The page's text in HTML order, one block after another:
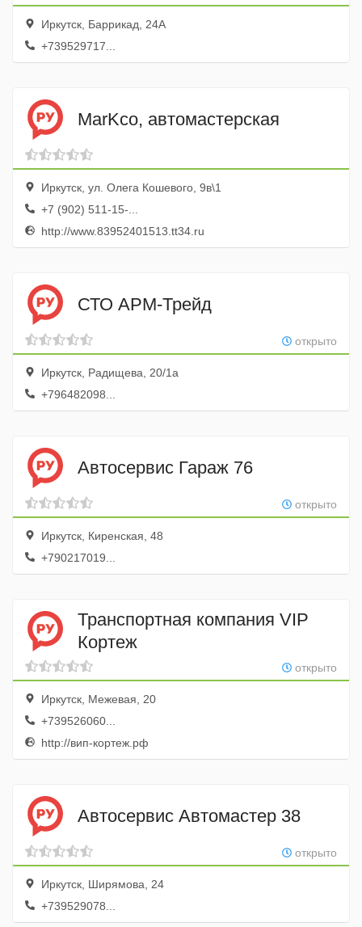
Иркутск, Баррикад, 24А
+739529717...
MarKсо, автомастерская
Иркутск, ул. Олега Кошевого, 9в\1
+7 (902) 511-15-...
http://www.83952401513.tt34.ru
СТО АРМ-Трейд
открыто
Иркутск, Радищева, 20/1а
+796482098...
Автосервис Гараж 76
открыто
Иркутск, Киренская, 48
+790217019...
Транспортная компания VIP
Кортеж
открыто
Иркутск, Межевая, 20
+739526060...
http://вип-кортеж.рф
Автосервис Автомастер 38
открыто
Иркутск, Ширямова, 24
+739529078...